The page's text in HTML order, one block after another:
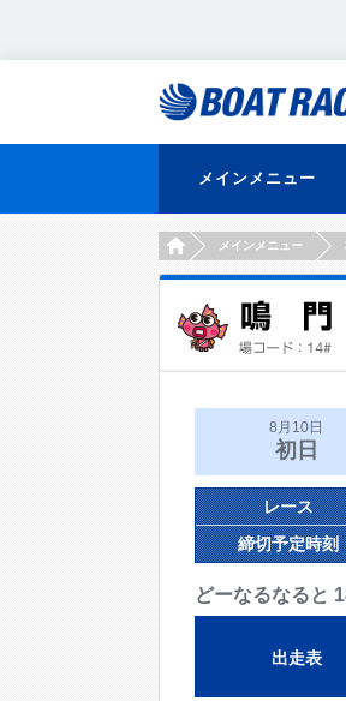
メインメニュー
HOMEメインメニュー
8月10日
初日
レース
締切予定時刻
どーなるなると
出走表